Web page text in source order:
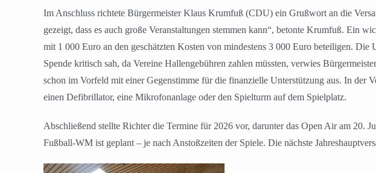
Im Anschluss richtete Bürgermeister Klaus Krumfuß (CDU) ein Grußwort an die
gezeigt, dass es auch große Veranstaltungen stemmen kann“, betonte Krumfuß. Ein
mit 1 000 Euro an den geschätzten Kosten von mindestens 3 000 Euro beteiligen.
Spende kritisch sah, da Vereine Hallengebühren zahlen müssten, verwies
schon im Vorfeld mit einer Gegenstimme für die finanzielle Unterstützung aus. In der
einen Defibrillator, eine Mikrofonanlage oder den Spielturm auf dem Spielplatz.
Abschließend stellte Richter die Termine für 2026 vor, darunter das Open Air am
Fußball-WM ist geplant – je nach Anstoßzeiten der Spiele. Die nächste